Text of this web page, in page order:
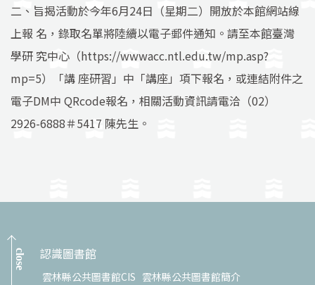
二、旨揭活動於今年6月24日（星期二）開放於本館網站線
上報 名，錄取名單將陸續以電子郵件通知。請至本館臺灣
學研 究中心（https://wwwacc.ntl.edu.tw/mp.asp?
mp=5）「講 座研習」中「講座」項下報名，或連結附件之
電子DM中 QRcode報名，相關活動資訊請電洽（02）
2926-6888＃5417 陳先生。
close 認識圖書館
雲林縣公共圖書館CIS 雲林縣公共圖書館簡介